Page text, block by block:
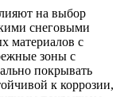
на выбор
снеговыми
материалов с
зоны с
покрывать
к коррозии,